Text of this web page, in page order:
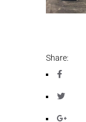
Share: